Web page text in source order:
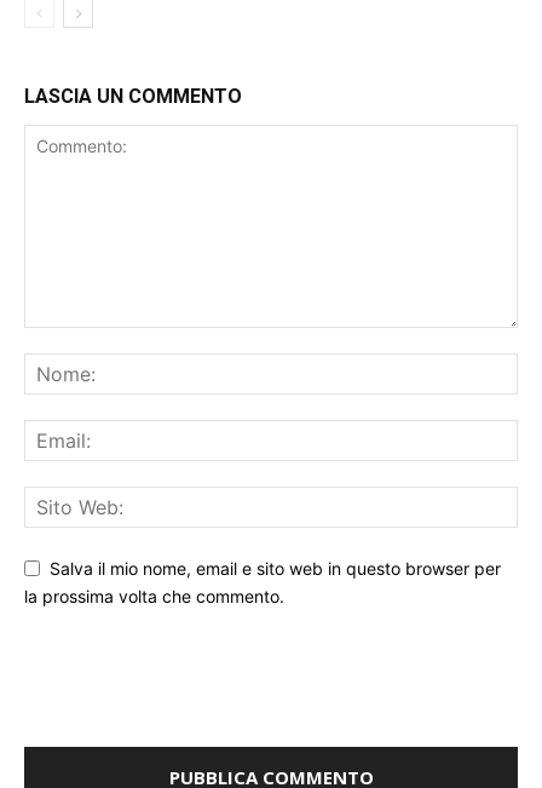
LASCIA UN COMMENTO
Salva il mio nome, email e sito web in questo browser per
la prossima volta che commento.